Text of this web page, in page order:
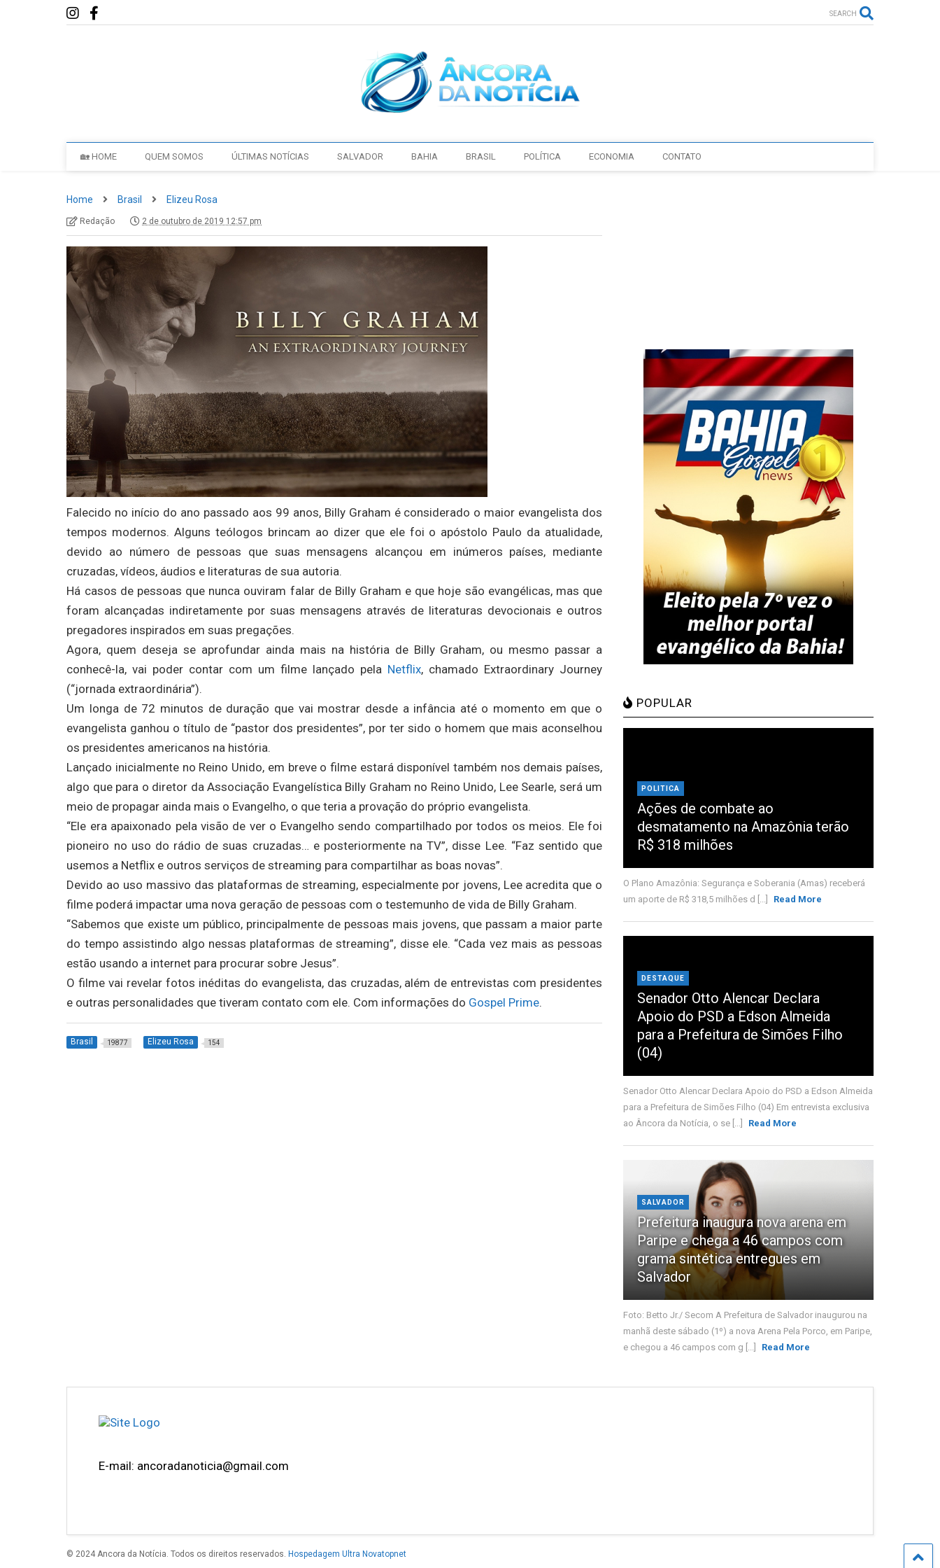
SEARCH
🏡 HOME QUEM SOMOS ÚLTIMAS NOTÍCIAS SALVADOR BAHIA BRASIL POLÍTICA ECONOMIA CONTATO
Home Brasil Elizeu Rosa
Redação 2 de outubro de 2019 12:57 pm
Falecido no início do ano passado aos 99 anos, Billy Graham é considerado o maior evangelista dos
tempos modernos. Alguns teólogos brincam ao dizer que ele foi o apóstolo Paulo da atualidade,
devido ao número de pessoas que suas mensagens alcançou em inúmeros países, mediante
cruzadas, vídeos, áudios e literaturas de sua autoria.
Há casos de pessoas que nunca ouviram falar de Billy Graham e que hoje são evangélicas, mas que
foram alcançadas indiretamente por suas mensagens através de literaturas devocionais e outros
pregadores inspirados em suas pregações.
Agora, quem deseja se aprofundar ainda mais na história de Billy Graham, ou mesmo passar a
conhecê-la, vai poder contar com um filme lançado pela Netflix, chamado Extraordinary Journey
(“jornada extraordinária”).
Um longa de 72 minutos de duração que vai mostrar desde a infância até o momento em que o
evangelista ganhou o título de “pastor dos presidentes”, por ter sido o homem que mais aconselhou
os presidentes americanos na história.
Lançado inicialmente no Reino Unido, em breve o filme estará disponível também nos demais países,
algo que para o diretor da Associação Evangelística Billy Graham no Reino Unido, Lee Searle, será um
meio de propagar ainda mais o Evangelho, o que teria a provação do próprio evangelista.
“Ele era apaixonado pela visão de ver o Evangelho sendo compartilhado por todos os meios. Ele foi
pioneiro no uso do rádio de suas cruzadas… e posteriormente na TV”, disse Lee. “Faz sentido que
usemos a Netflix e outros serviços de streaming para compartilhar as boas novas”.
Devido ao uso massivo das plataformas de streaming, especialmente por jovens, Lee acredita que o
filme poderá impactar uma nova geração de pessoas com o testemunho de vida de Billy Graham.
“Sabemos que existe um público, principalmente de pessoas mais jovens, que passam a maior parte
do tempo assistindo algo nessas plataformas de streaming”, disse ele. “Cada vez mais as pessoas
estão usando a internet para procurar sobre Jesus”.
O filme vai revelar fotos inéditas do evangelista, das cruzadas, além de entrevistas com presidentes
e outras personalidades que tiveram contato com ele. Com informações do Gospel Prime.
Brasil 19877 Elizeu Rosa 154
POPULAR
POLITICA
Ações de combate ao
desmatamento na Amazônia terão
R$ 318 milhões
O Plano Amazônia: Segurança e Soberania (Amas) receberá
um aporte de R$ 318,5 milhões d [...]
Read More
DESTAQUE
Senador Otto Alencar Declara
Apoio do PSD a Edson Almeida
para a Prefeitura de Simões Filho
(04)
Senador Otto Alencar Declara Apoio do PSD a Edson Almeida
para a Prefeitura de Simões Filho (04) Em entrevista exclusiva
ao Âncora da Notícia, o se [...]
Read More
SALVADOR
Prefeitura inaugura nova arena em
Paripe e chega a 46 campos com
grama sintética entregues em
Salvador
Foto: Betto Jr./ Secom A Prefeitura de Salvador inaugurou na
manhã deste sábado (1º) a nova Arena Pela Porco, em Paripe,
e chegou a 46 campos com g [...]
Read More
E-mail: ancoradanoticia@gmail.com
© 2024 Ancora da Notícia. Todos os direitos reservados. Hospedagem Ultra Novatopnet